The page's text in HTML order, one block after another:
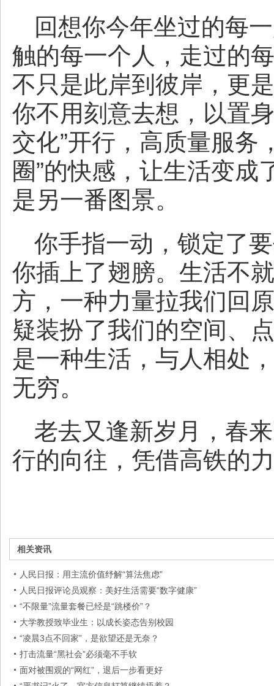
回想你今年坐过的每
触的每一个人，走过的
不只是此岸到彼岸，更
你不用刻意去想，以置
交化”开行，高质量服务
圈”的快感，让生活变
是另一番图景。
你手指一动，锁定了
你插上了翅膀。生活不
方，一种力量拉我们回
疑装扮了我们的空间、
是一种生活，与人相处
无穷。
老去又逢新岁月，春
行的向往，凭借高铁的
相关资讯
人民日报：用主流价值纾解“算法焦虑”
人民日报评论员观察：美好生活需要“数字健康”
“不限量”流量套餐已经是“跳楼价”？
大学教授致毕业生：以成长姿态告别校园
“凌晨3点不回家”，是欲望还是无奈？
打击流量“黑社会”必须毫不手软
面对被围观的“网红”，退后一步看更好